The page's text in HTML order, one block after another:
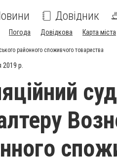
Довідник
Погода Довідкова Карта міста
районного споживчого товариства
2019 р.